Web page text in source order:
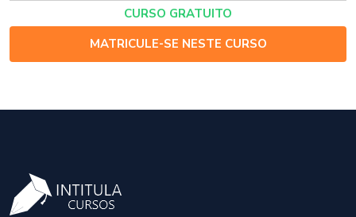
CURSO GRATUITO
MATRICULE-SE NESTE CURSO